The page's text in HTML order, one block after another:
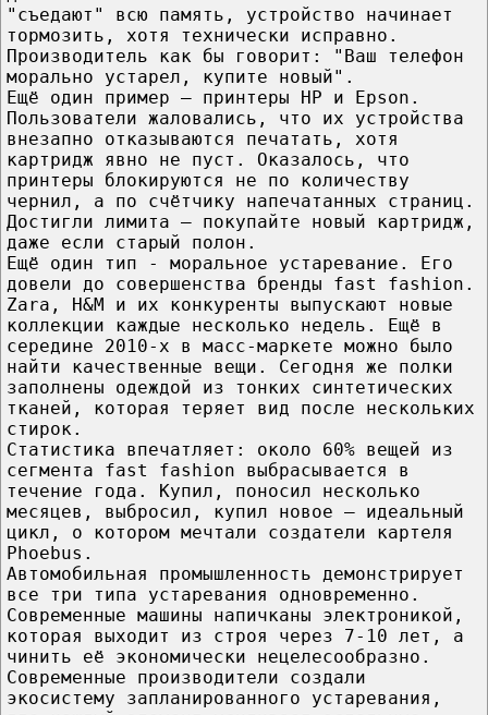
"съедают" всю память, устройство начинает
тормозить, хотя технически исправно.
Производитель как бы говорит: "Ваш телефон
морально устарел, купите новый".
Ещё один пример — принтеры HP и Epson.
Пользователи жаловались, что их устройства
внезапно отказываются печатать, хотя
картридж явно не пуст. Оказалось, что
принтеры блокируются не по количеству
чернил, а по счётчику напечатанных страниц.
Достигли лимита — покупайте новый картридж,
даже если старый полон.
Ещё один тип - моральное устаревание. Его
довели до совершенства бренды fast fashion.
Zara, H&M и их конкуренты выпускают новые
коллекции каждые несколько недель. Ещё в
середине 2010-х в масс-маркете можно было
найти качественные вещи. Сегодня же полки
заполнены одеждой из тонких синтетических
тканей, которая теряет вид после нескольких
стирок.
Статистика впечатляет: около 60% вещей из
сегмента fast fashion выбрасывается в
течение года. Купил, поносил несколько
месяцев, выбросил, купил новое — идеальный
цикл, о котором мечтали создатели картеля
Phoebus.
Автомобильная промышленность демонстрирует
все три типа устаревания одновременно.
Современные машины напичканы электроникой,
которая выходит из строя через 7-10 лет, а
чинить её экономически нецелесообразно.
Современные производители создали
экосистему запланированного устаревания,